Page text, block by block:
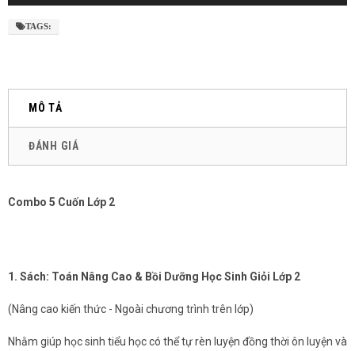
TAGS:
MÔ TẢ
ĐÁNH GIÁ
Combo 5 Cuốn Lớp 2
1. Sách: Toán Nâng Cao & Bồi Dưỡng Học Sinh Giỏi Lớp 2
(Nâng cao kiến thức - Ngoài chương trình trên lớp)
Nhằm giúp học sinh tiểu học có thể tự rèn luyện đồng thời ôn luyện và